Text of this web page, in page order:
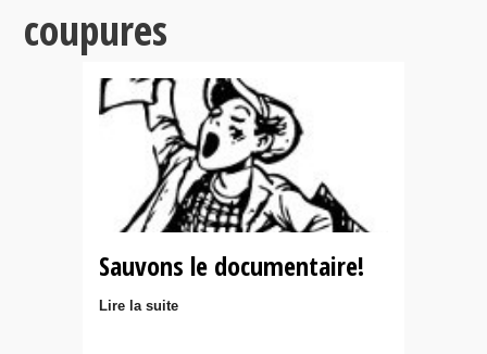
coupures
Sauvons le documentaire!
Lire la suite